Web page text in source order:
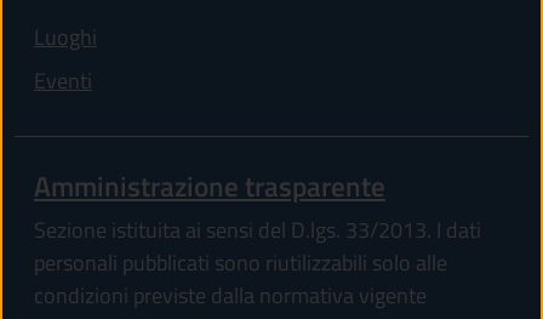
Luoghi
Eventi
Amministrazione trasparente
Sezione istituita ai sensi del D.lgs. 33/2013. I dati
personali pubblicati sono riutilizzabili solo alle
condizioni previste dalla normativa vigente